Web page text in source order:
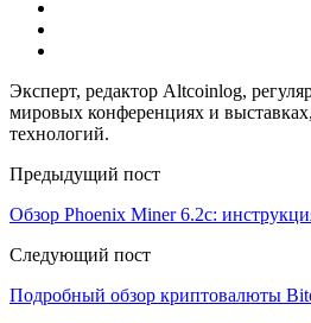
Эксперт, редактор Altcoinlog,
мировых конференциях и
технологий.
Предыдущий пост
Обзор Phoenix Miner 6.2c:
Следующий пост
Подробный обзор криптовалюты